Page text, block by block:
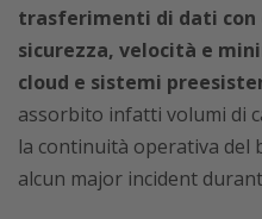
trasferimenti di dati con
sicurezza, velocità e
cloud e sistemi
assorbito infatti volumi di
la continuità operativa del
alcun major incident